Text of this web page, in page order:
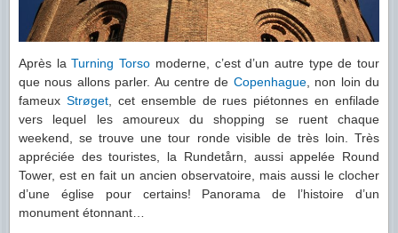
Après laTurning Torso moderne, c’est d’un autre type de tour
que nous allons parler. Au centre de Copenhague, non loin du
fameux Strøget, cet ensemble de rues piétonnes en enfilade
vers lequel les amoureux du shopping se ruent chaque
weekend, se trouve une tour ronde visible de très loin. Très
appréciée des touristes, la Rundetårn, aussi appelée Round
Tower, est en fait un ancien observatoire, mais aussi le clocher
d’une église pour certains! Panorama de l’histoire d’un
monument étonnant…